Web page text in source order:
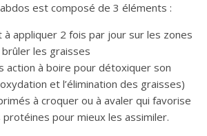
est composé de 3 éléments :
à appliquer 2 fois par jour sur les zones
brûler les graisses
action à boire pour détoxiquer son
et l’élimination des graisses)
à croquer ou à avaler qui favorise
pour mieux les assimiler.